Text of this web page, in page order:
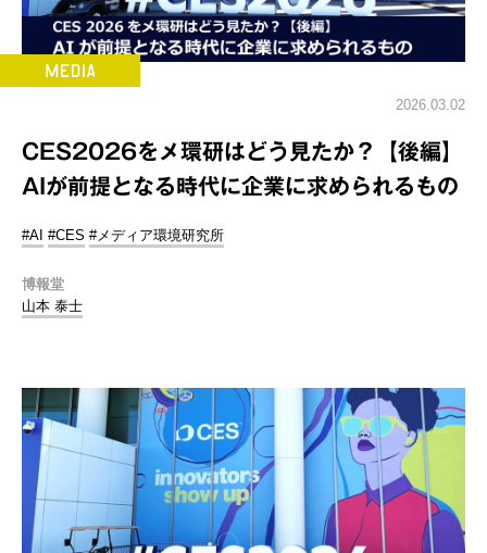
2026.03.02
CES2026をメ環研はどう見たか？【後編】
AIが前提となる時代に企業に求められるもの
#AI #CES #メディア環境研究所
博報堂
山本 泰士